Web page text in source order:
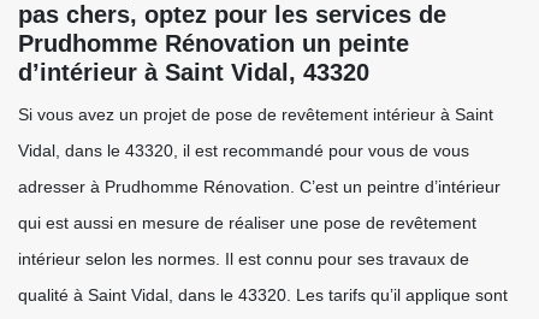
pas chers, optez pour les services de
Prudhomme Rénovation un peinte
d’intérieur à Saint Vidal, 43320
Si vous avez un projet de pose de revêtement intérieur à Saint
Vidal, dans le 43320, il est recommandé pour vous de vous
adresser à Prudhomme Rénovation. C’est un peintre d’intérieur
qui est aussi en mesure de réaliser une pose de revêtement
intérieur selon les normes. Il est connu pour ses travaux de
qualité à Saint Vidal, dans le 43320. Les tarifs qu’il applique sont